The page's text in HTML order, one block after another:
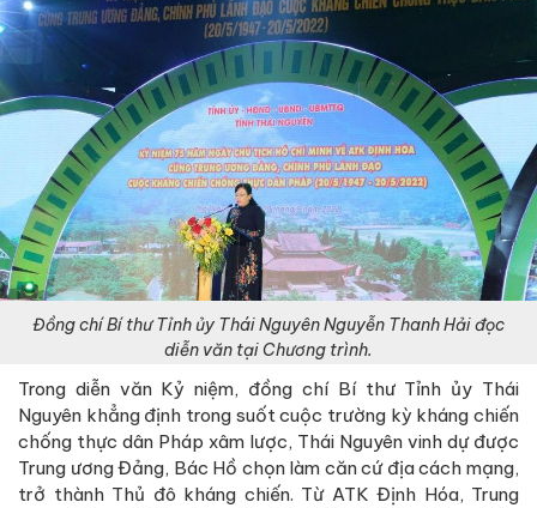
Đồng chí Bí thư Tỉnh ủy Thái Nguyên Nguyễn Thanh Hải đọc
diễn văn tại Chương trình.
Trong diễn văn Kỷ niệm, đồng chí Bí thư Tỉnh ủy Thái
Nguyên khẳng định trong suốt cuộc trường kỳ kháng chiến
chống thực dân Pháp xâm lược, Thái Nguyên vinh dự được
Trung ương Đảng, Bác Hồ chọn làm căn cứ địa cách mạng,
trở thành Thủ đô kháng chiến. Từ ATK Định Hóa, Trung